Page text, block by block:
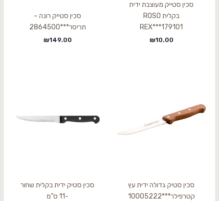
סכין סטייק מעוצבת ידית
בקלית ROSO
REX***179101
₪10.00
סכין סטייק רונה –
תריסר***2864500
₪149.00
סכין סטיק גדולה ידית עץ
קטרפילר***10005222
סכין סטיק ידית בקלית שחור
-11 ס"מ